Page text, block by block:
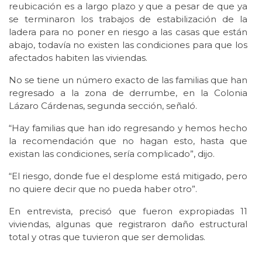
reubicación es a largo plazo y que a pesar de que ya
se terminaron los trabajos de estabilización de la
ladera para no poner en riesgo a las casas que están
abajo, todavía no existen las condiciones para que los
afectados habiten las viviendas.
No se tiene un número exacto de las familias que han
regresado a la zona de derrumbe, en la Colonia
Lázaro Cárdenas, segunda sección, señaló.
“Hay familias que han ido regresando y hemos hecho
la recomendación que no hagan esto, hasta que
existan las condiciones, sería complicado”, dijo.
“El riesgo, donde fue el desplome está mitigado, pero
no quiere decir que no pueda haber otro”.
En entrevista, precisó que fueron expropiadas 11
viviendas, algunas que registraron daño estructural
total y otras que tuvieron que ser demolidas.